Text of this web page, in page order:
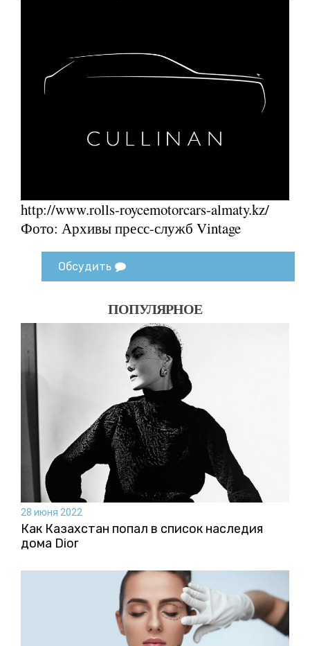
http://www.rolls-roycemotorcars-almaty.kz/
Фото: Архивы пресс-служб Vintage
Обсудить
ПОПУЛЯРНОЕ
28 июня 2022
Как Казахстан попал в список наследия
дома Dior